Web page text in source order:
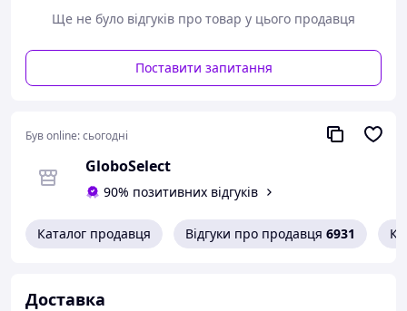
Ще не було відгуків про товар у цього продавця
Поставити запитання
Був online:сьогодні
GloboSelect
90% позитивних відгуків
Каталог продавця Відгуки про продавця 6931
Доставка